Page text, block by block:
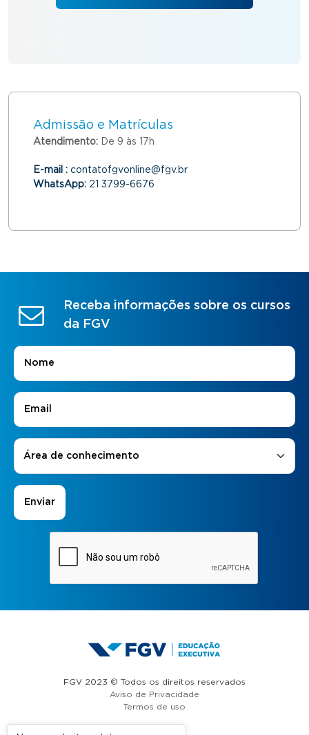
Admissão e Matrículas
Atendimento: De 9 às 17h
E-mail : contatofgvonline@fgv.br
WhatsApp: 21 3799-6676
Receba informações sobre os cursos
da FGV
Nome
E-mail
Áreas de Interesse
Área de conhecimento
FGV 2023 © Todos os direitos reservados
Aviso de Privacidade
Termos de uso